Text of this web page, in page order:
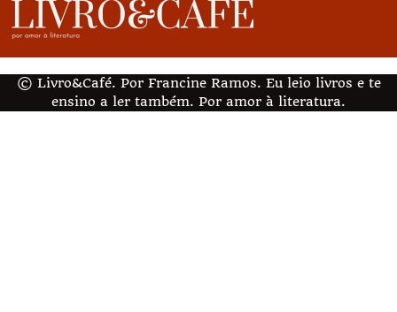
© Livro&Café. Por Francine Ramos. Eu leio livros e te
ensino a ler também. Por amor à literatura.